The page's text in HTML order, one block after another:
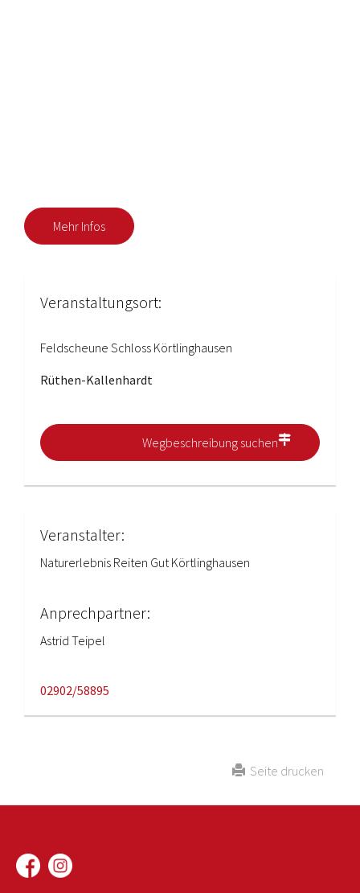
Mehr Infos
Veranstaltungsort:
Feldscheune Schloss Körtlinghausen
Rüthen-Kallenhardt
Wegbeschreibung suchen
Veranstalter:
Naturerlebnis Reiten Gut Körtlinghausen
Anprechpartner:
Astrid Teipel
02902/58895
Seite drucken